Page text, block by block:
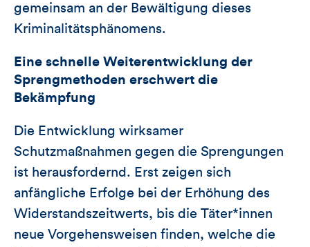
gemeinsam an der Bewältigung dieses
Kriminalitätsphänomens.
Eine schnelle Weiterentwicklung der
Sprengmethoden erschwert die
Bekämpfung
Die Entwicklung wirksamer
Schutzmaßnahmen gegen die Sprengungen
ist herausfordernd. Erst zeigen sich
anfängliche Erfolge bei der Erhöhung des
Widerstandszeitwerts, bis die Täter*innen
neue Vorgehensweisen finden, welche die